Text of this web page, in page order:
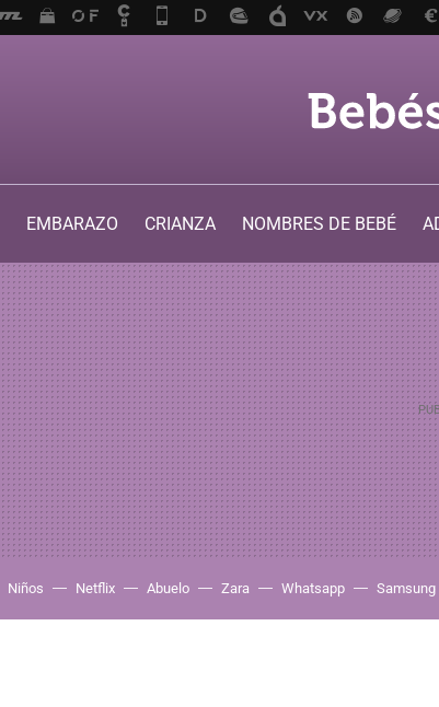
EMBARAZO CRIANZA NOMBRES DE BEBÉ
Niños Netflix Abuelo Zara Whatsapp Samsung